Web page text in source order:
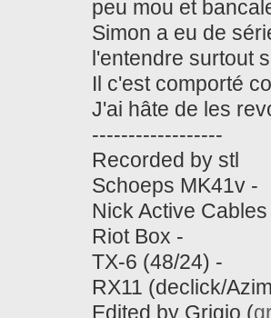
peu mou et
Simon a eu de
l'entendre surtout
Il c'est comporté
J'ai hâte de les
------------------
Recorded by stl
Schoeps MK41v -
Nick Active
Riot Box -
TX-6 (48/24) -
RX11 (declick/
Edited by Grigio (